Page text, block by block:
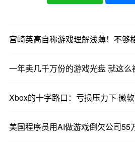
宫崎英高自称游戏理解浅薄！不够
一年卖几千万份的游戏光盘 就这么
Xbox的十字路口：亏损压力下 微
美国程序员用AI做游戏倒欠公司55